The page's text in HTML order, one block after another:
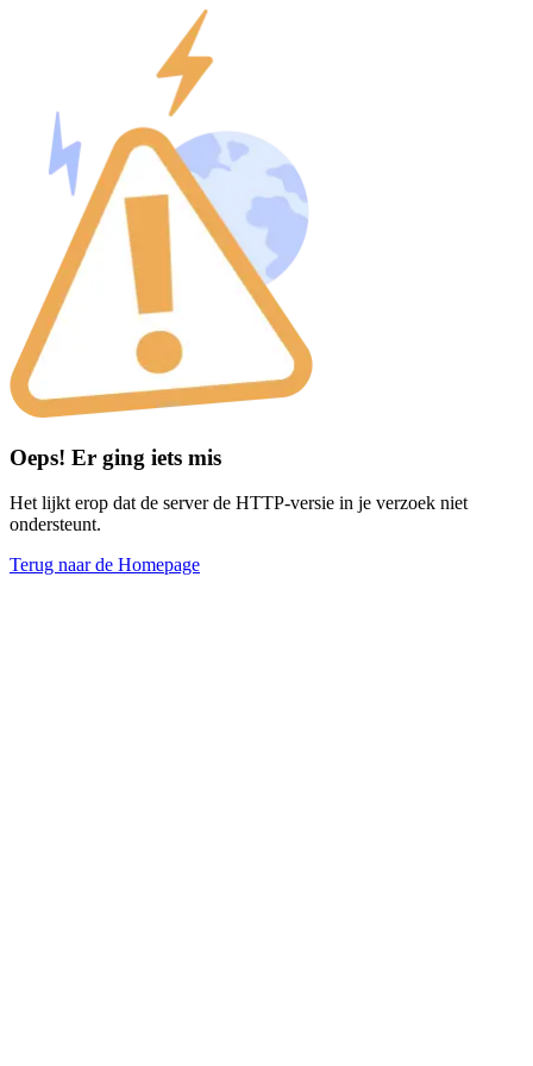
Oeps! Er ging iets mis
Het lijkt erop dat de server de HTTP-versie in je verzoek niet
ondersteunt.
Terug naar de Homepage